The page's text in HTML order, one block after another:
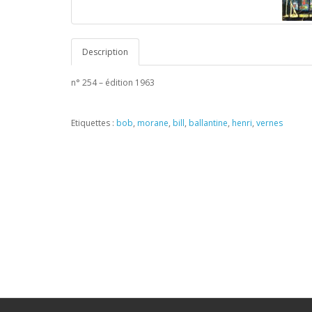
Description
n° 254 – édition 1963
Etiquettes : bob, morane, bill, ballantine, henri, vernes